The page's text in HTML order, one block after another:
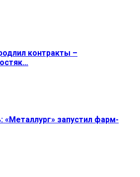
контракты –
«Металлург» запустил фарм-